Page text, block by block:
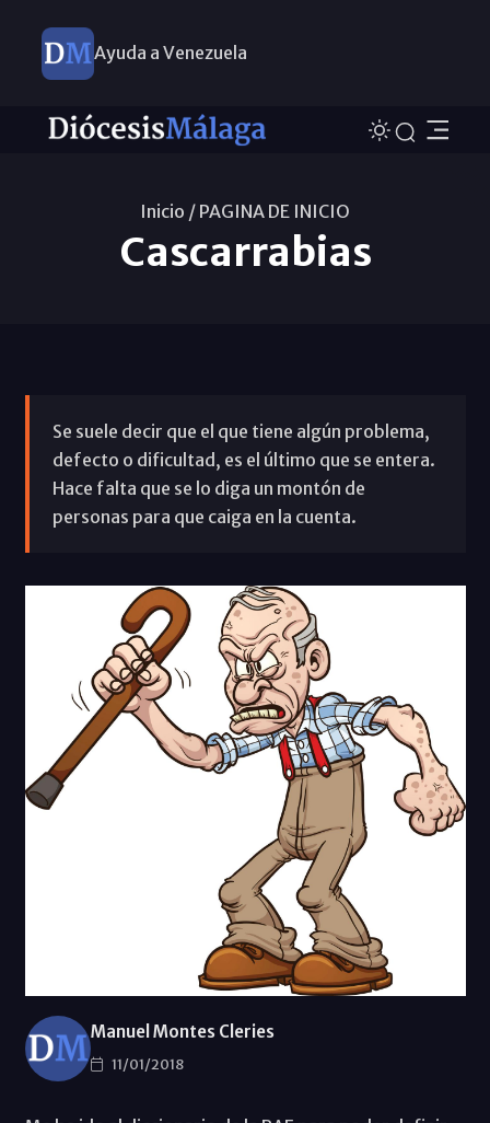
Ayuda a Venezuela
Inicio / PAGINA DE INICIO
Cascarrabias
Se suele decir que el que tiene algún problema,
defecto o dificultad, es el último que se entera.
Hace falta que se lo diga un montón de
personas para que caiga en la cuenta.
Manuel Montes Cleries
11/01/2018